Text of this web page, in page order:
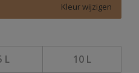
Kleur wijzigen
L 10 L